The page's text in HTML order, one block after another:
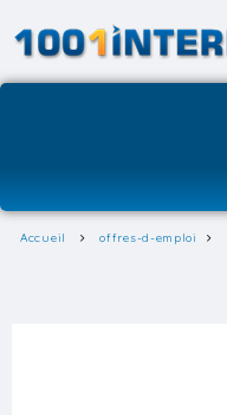
Accueil offres-d-emploi